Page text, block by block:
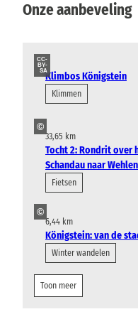
Onze aanbeveling
CC-
BY-
SAKlimbos Königstein
Klimmen
©
33,65 km
Tocht 2: Rondrit over
Schandau naar Wehlen
Fietsen
©
6,44 km
Königstein: van de
Winter wandelen
Toon meer